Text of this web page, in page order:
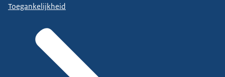
Toegankelijkheid